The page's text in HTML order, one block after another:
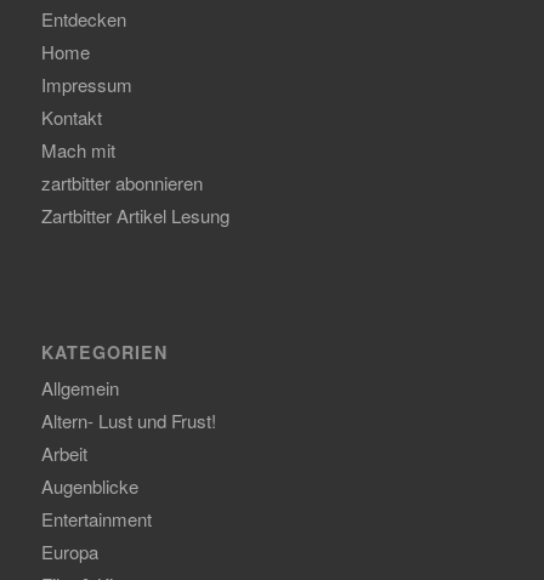
Entdecken
Home
Impressum
Kontakt
Mach mit
zartbitter abonnieren
Zartbitter Artikel Lesung
KATEGORIEN
Allgemein
Altern- Lust und Frust!
Arbeit
Augenblicke
Entertainment
Europa